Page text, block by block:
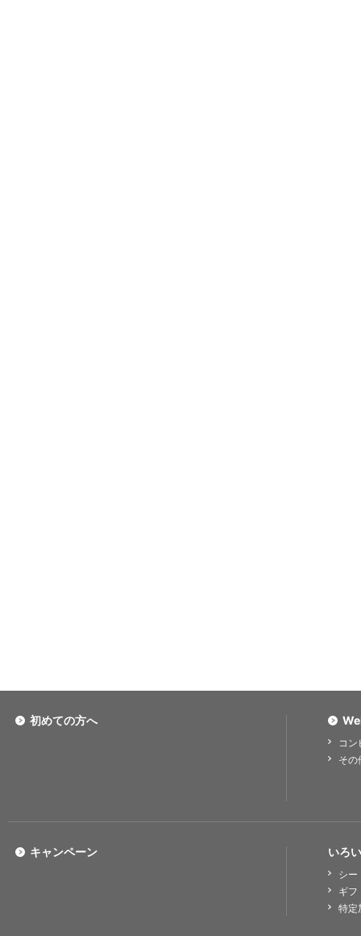
初めての方へ
コ
その
いろ
シー
ギフ
特定
キャンペーン